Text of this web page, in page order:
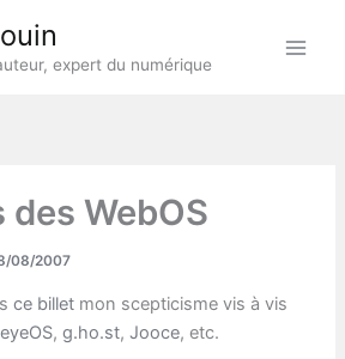
expert du numérique
des WebOS
08/2007
ce billet mon scepticisme vis à vis
eyeOS,g.ho.st,Jooce, etc.